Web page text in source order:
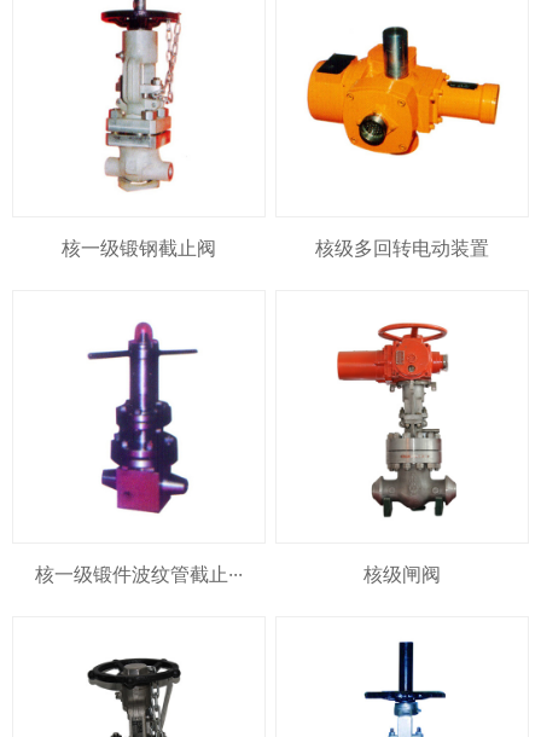
核一级锻钢截止阀 核级多回转电动装置
核一级锻件波纹管截止··· 核级闸阀